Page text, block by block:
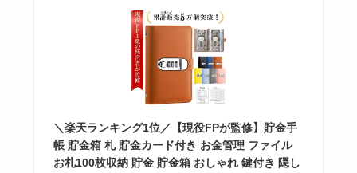
＼楽天ランキング1位／【現役FPが監修】貯金手
帳 貯金箱 札 貯金カード付き お金管理 ファイル
お札100枚収納 貯金 貯金箱 おしゃれ 鍵付き 隠し